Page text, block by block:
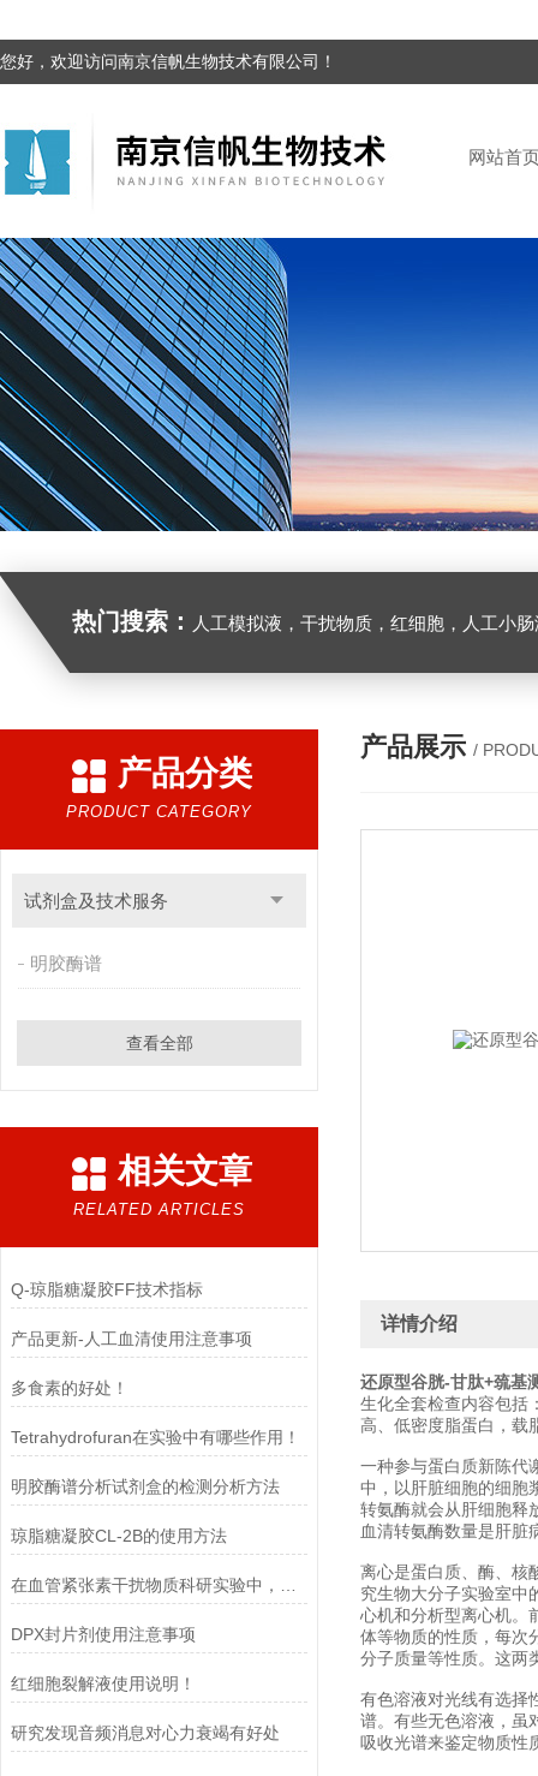
您好，欢迎访问南京信帆生物技术有限公司！
网站首
热门搜索： 人工模拟液，干扰物质，红细胞，人工小
产品分类
PRODUCT CATEGORY
试剂盒及技术服务
明胶酶谱
查看全部
相关文章
RELATED ARTICLES
Q-琼脂糖凝胶FF技术指标
产品更新-人工血清使用注意事项
多食素的好处！
Tetrahydrofuran在实验中有哪些作用！
明胶酶谱分析试剂盒的检测分析方法
琼脂糖凝胶CL-2B的使用方法
DPX封片剂使用注意事项
红细胞裂解液使用说明！
研究发现音频消息对心力衰竭有好处
产品展示 /
详情介绍
还原型谷胱-甘肽+巯基
生化全套检查内容包括
高、低密度脂蛋白，载
一种参与蛋白质新陈代
中，以肝脏细胞的细胞
转氨酶就会从肝细胞释
血清转氨酶数量是肝脏
离心是蛋白质、酶、核
究生物大分子实验室中
心机和分析型离心机。
体等物质的性质，每次
分子质量等性质。这两
有色溶液对光线有选择
谱。有些无色溶液，虽
吸收光谱来鉴定物质性